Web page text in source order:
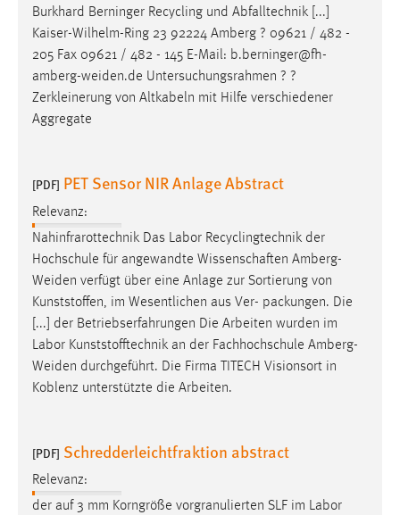
Burkhard Berninger Recycling und Abfalltechnik [...]
Kaiser-Wilhelm-Ring 23 92224 Amberg ? 09621 / 482 -
205 Fax 09621 / 482 - 145 E-Mail: b.berninger@fh-
amberg-weiden.de Untersuchungsrahmen ? ?
Zerkleinerung von Altkabeln mit Hilfe verschiedener
Aggregate
[PDF] PET Sensor NIR Anlage Abstract
Relevanz:
Nahinfrarottechnik Das Labor Recyclingtechnik der
Hochschule für angewandte Wissenschaften Amberg-
Weiden verfügt über eine Anlage zur Sortierung von
Kunststoffen, im Wesentlichen aus Ver- packungen. Die
[...] der Betriebserfahrungen Die Arbeiten wurden im
Labor Kunststofftechnik an der Fachhochschule Amberg-
Weiden durchgeführt. Die Firma TITECH Visionsort in
Koblenz unterstützte die Arbeiten.
[PDF] Schredderleichtfraktion abstract
Relevanz:
der auf 3 mm Korngröße vorgranulierten SLF im Labor
Matomo
Name:
_pk_ref, _pk_cvar, _pk_id, _pk_ses
Zweck:
Max. 13 Monate
MARKETING
Marketing Cookies werden von Drittanbietern
verwendet, um personalisierte Werbung anzuzeigen.
Sie tun dies, indem sie Besucher über Websites
hinweg verfolgen.
Google Ads
_gcl_au
Anbieter:
Google Ireland Limited